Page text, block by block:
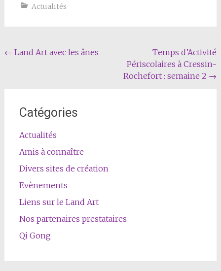
Actualités
Navigation
← Land Art avec les ânes
Temps d’Activité
Périscolaires à Cressin-
Rochefort : semaine 2 →
Catégories
Actualités
Amis à connaître
Divers sites de création
Evènements
Liens sur le Land Art
Nos partenaires prestataires
Qi Gong